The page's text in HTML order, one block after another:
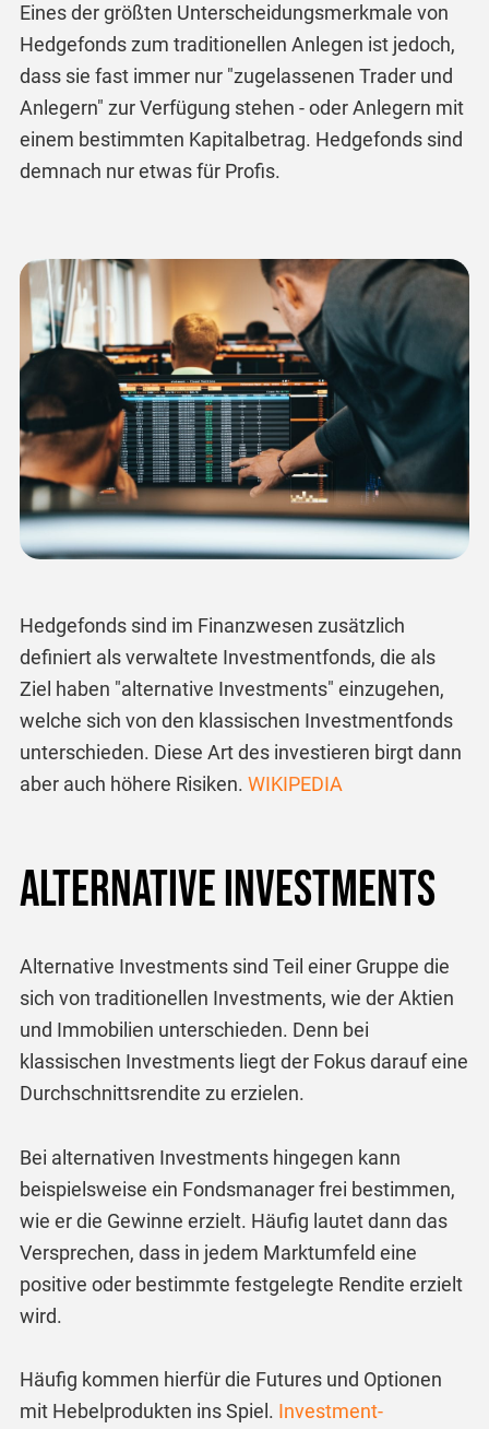
Eines der größten Unterscheidungsmerkmale von
Hedgefonds zum traditionellen Anlegen ist jedoch,
dass sie fast immer nur "zugelassenen Trader und
Anlegern" zur Verfügung stehen - oder Anlegern mit
einem bestimmten Kapitalbetrag. Hedgefonds sind
demnach nur etwas für Profis.
Hedgefonds sind im Finanzwesen zusätzlich
definiert als verwaltete Investmentfonds, die als
Ziel haben "alternative Investments" einzugehen,
welche sich von den klassischen Investmentfonds
unterschieden. Diese Art des investieren birgt dann
aber auch höhere Risiken.WIKIPEDIA
Alternative Investments
Alternative Investments sind Teil einer Gruppe die
sich von traditionellen Investments, wie der Aktien
und Immobilien unterschieden. Denn bei
klassischen Investments liegt der Fokus darauf eine
Durchschnittsrendite zu erzielen.
Bei alternativen Investments hingegen kann
beispielsweise ein Fondsmanager frei bestimmen,
wie er die Gewinne erzielt. Häufig lautet dann das
Versprechen, dass in jedem Marktumfeld eine
positive oder bestimmte festgelegte Rendite erzielt
wird.
Häufig kommen hierfür die Futures und Optionen
mit Hebelprodukten ins Spiel. Investment-